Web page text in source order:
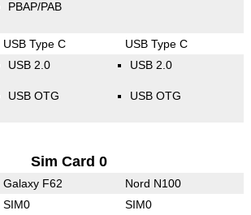
PBAP/PAB
USB Type C USB Type C
USB 2.0
USB OTG
USB 2.0
USB OTG
Sim Card 0
Galaxy F62 Nord N100
SIM0 SIM0